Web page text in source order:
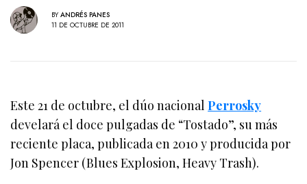
BY ANDRÉS PANES
11 DE OCTUBRE DE 2011
Este 21 de octubre, el dúo nacionalPerrosky
develará el doce pulgadas de “Tostado”, su más
reciente placa, publicada en 2010 y producida por
Jon Spencer (Blues Explosion, Heavy Trash).